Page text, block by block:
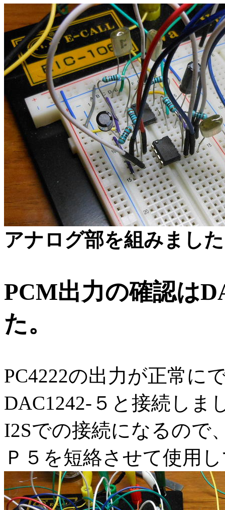
アナログ部を組みまし
PCM出力の確認は
た。
PC4222の出力が正常に
DAC1242-５と接続しま
I2Sでの接続になるので
Ｐ５を短絡させて使用